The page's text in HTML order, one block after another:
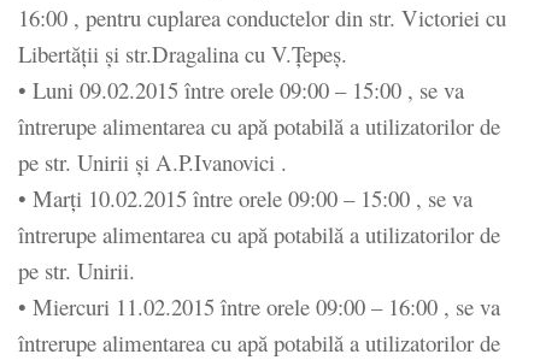
16:00 , pentru cuplarea conductelor din str. Victoriei cu
Libertății și str.Dragalina cu V.Țepeș.
• Luni 09.02.2015 între orele 09:00 – 15:00 , se va
întrerupe alimentarea cu apă potabilă a utilizatorilor de
pe str. Unirii și A.P.Ivanovici .
• Marți 10.02.2015 între orele 09:00 – 15:00 , se va
întrerupe alimentarea cu apă potabilă a utilizatorilor de
pe str. Unirii.
• Miercuri 11.02.2015 între orele 09:00 – 16:00 , se va
întrerupe alimentarea cu apă potabilă a utilizatorilor de